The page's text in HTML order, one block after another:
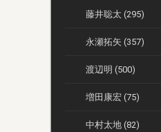
藤井聡太 (295)
永瀬拓矢 (357)
渡辺明 (500)
増田康宏 (75)
中村太地 (82)